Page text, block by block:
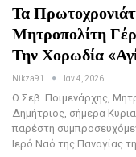
Τα
Μητροπολίτη
Την Χορωδία
Nikza91 Ιαν 4, 2026
Ο Σεβ. Ποιμενάρχης,
Δημήτριος, σήμερα
παρέστη
Ιερό Ναό της Παναγίας